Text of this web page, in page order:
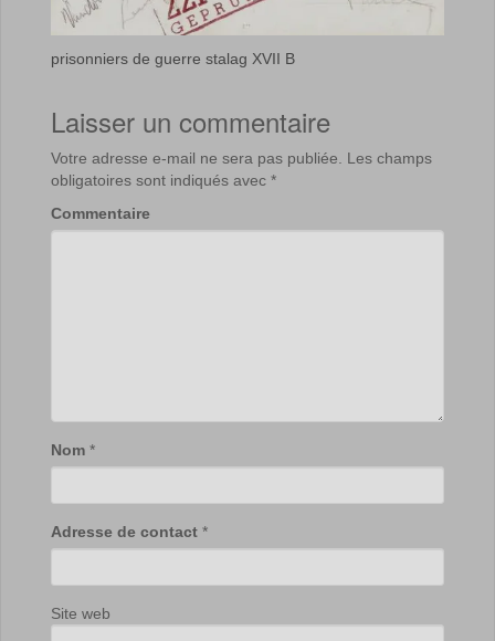
prisonniers de guerre stalag XVII B
Laisser un commentaire
Votre adresse e-mail ne sera pas publiée. Les champs
obligatoires sont indiqués avec *
Commentaire
Nom *
Adresse de contact *
Site web